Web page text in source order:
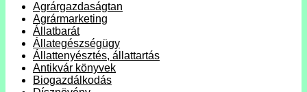
Agrárgazdaságtan
Agrármarketing
Állatbarát
Állategészségügy
Állattenyésztés, állattartás
Antikvár könyvek
Biogazdálkodás